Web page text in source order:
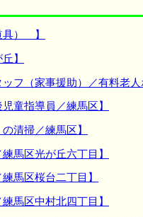
具） 】
】
（家事援助）／有料老人
童指導員／練馬区】
清掃／練馬区】
馬区光が丘六丁目】
馬区桜台二丁目】
馬区中村北四丁目】